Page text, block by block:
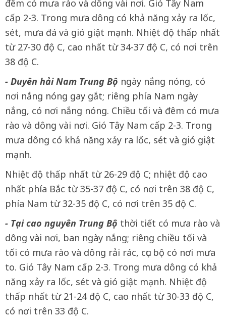
đêm có mưa rào và dông vài nơi. Gió Tây Nam
cấp 2-3. Trong mưa dông có khả năng xảy ra lốc,
sét, mưa đá và gió giật mạnh. Nhiệt độ thấp nhất
từ 27-30 độ C, cao nhất từ 34-37 độ C, có nơi trên
38 độ C.
- Duyên hải Nam Trung Bộ ngày nắng nóng, có
nơi nắng nóng gay gắt; riêng phía Nam ngày
nắng, có nơi nắng nóng. Chiều tối và đêm có mưa
rào và dông vài nơi. Gió Tây Nam cấp 2-3. Trong
mưa dông có khả năng xảy ra lốc, sét và gió giật
mạnh.
Nhiệt độ thấp nhất từ 26-29 độ C; nhiệt độ cao
nhất phía Bắc từ 35-37 độ C, có nơi trên 38 độ C,
phía Nam từ 32-35 độ C, có nơi trên 35 độ C.
- Tại cao nguyên Trung Bộ thời tiết có mưa rào và
dông vài nơi, ban ngày nắng; riêng chiều tối và
tối có mưa rào và dông rải rác, cục bộ có nơi mưa
to. Gió Tây Nam cấp 2-3. Trong mưa dông có khả
năng xảy ra lốc, sét và gió giật mạnh. Nhiệt độ
thấp nhất từ 21-24 độ C, cao nhất từ 30-33 độ C,
có nơi trên 33 độ C.